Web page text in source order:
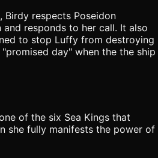
Birdy respects Poseidon
and responds to her call. It also
to stop Luffy from destroying
day" when the the ship
of the six Sea Kings that
she fully manifests the power of